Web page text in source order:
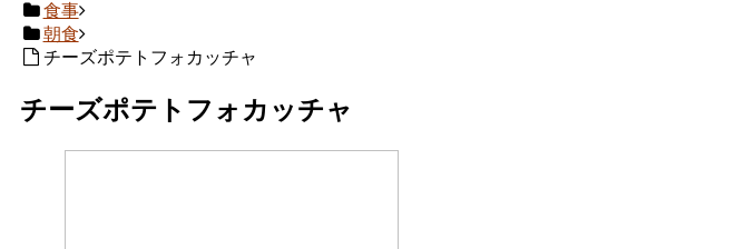
食事
朝食
チーズポテトフォカッチャ
チーズポテトフォカッチャ